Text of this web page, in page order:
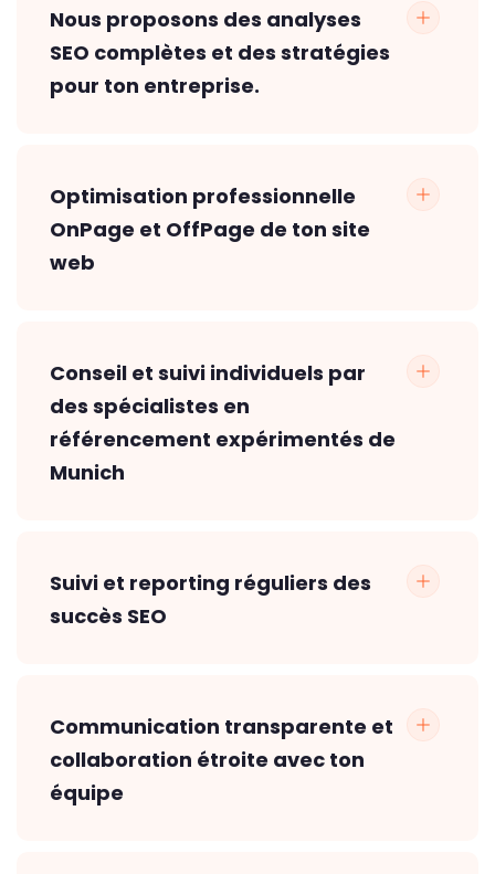
Nous proposons des analyses
SEO complètes et des stratégies
pour ton entreprise.
Optimisation professionnelle
OnPage et OffPage de ton site
web
Conseil et suivi individuels par
des spécialistes en
référencement expérimentés de
Munich
Suivi et reporting réguliers des
succès SEO
Communication transparente et
collaboration étroite avec ton
équipe